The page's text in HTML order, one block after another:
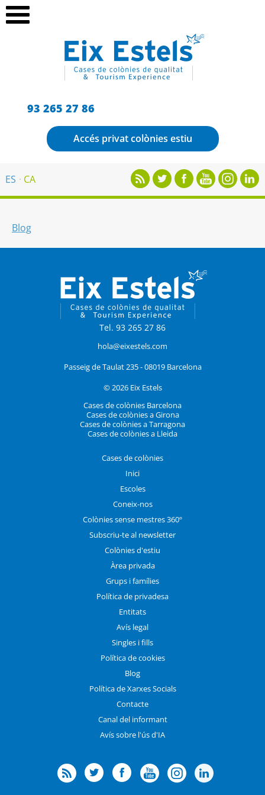
93 265 27 86
Accés privat colònies estiu
ES CA
Blog
Tel. 93 265 27 86
hola@eixestels.com
Passeig de Taulat 235 - 08019 Barcelona
© 2026 Eix Estels
Cases de colònies Barcelona
Cases de colònies a Girona
Cases de colònies a Tarragona
Cases de colònies a Lleida
Cases de colònies
Inici
Escoles
Coneix-nos
Colònies sense mestres 360º
Subscriu-te al newsletter
Colònies d'estiu
Àrea privada
Grups i famílies
Política de privadesa
Entitats
Avís legal
Singles i fills
Política de cookies
Blog
Política de Xarxes Socials
Contacte
Canal del informant
Avís sobre l'ús d'IA